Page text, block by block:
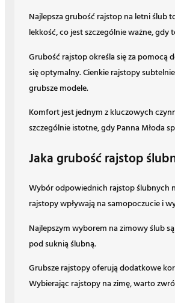
Najlepsza grubość rajstop na letni ślub
lekkość, co jest szczególnie ważne,
Grubość rajstop określa się za pomocą
się optymalny. Cienkie rajstopy
grubsze modele.
Komfort jest jednym z kluczowych
szczególnie istotne, gdy Panna Młoda
Jaka grubość rajstop
Wybór odpowiednich rajstop ślubnych
rajstopy wpływają na samopoczucie i
Najlepszym wyborem na zimowy ślub
pod suknią ślubną.
Grubsze rajstopy oferują dodatkowe
Wybierając rajstopy na zimę, warto